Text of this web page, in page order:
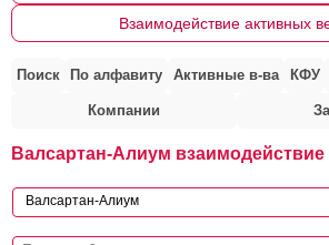
Взаимодействие активных
Поиск По алфавиту Активные в-ва КФУ
Компании
Валсартан-Алиум взаимодействие